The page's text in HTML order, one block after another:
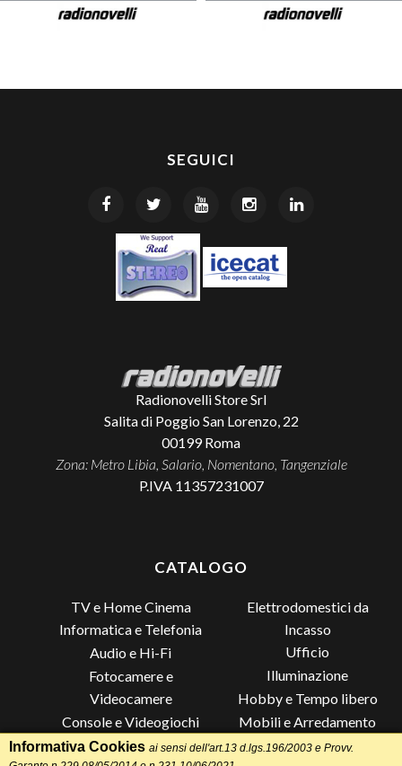
SEGUICI
Radionovelli Store Srl
Salita di Poggio San Lorenzo, 22
00199 Roma
Zona: Metro Libia, Salario, Nomentano, Tangenziale
P.IVA 11357231007
CATALOGO
TV e Home Cinema
Informatica e Telefonia
Audio e Hi-Fi
Fotocamere e
Videocamere
Console e Videogiochi
Piccoli Elettrodomestici
Elettrodomestici da
Incasso
Ufficio
Illuminazione
Hobby e Tempo libero
Mobili e Arredamento
Lista di Nozze
Informativa Cookies ai sensi dell'art.13 d.lgs.196/2003 e Provv.